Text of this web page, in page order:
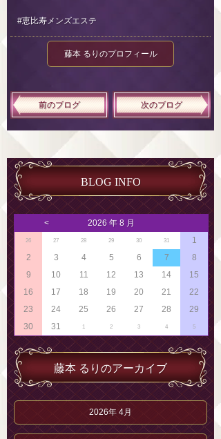
#恵比寿メンズエステ
藤本 るりのプロフィール
前のブログ 次のブログ
BLOG INFO
< 2026 年 8 月
26 27 28 29 30 31
1
2
3 4 5 6 7
8
9
10 11 12 13 14
15
16
17 18 19 20 21
22
23
24 25 26 27 28
29
30
31 1 2 3 4 5
藤本 るりのアーカイブ
2026年 4月